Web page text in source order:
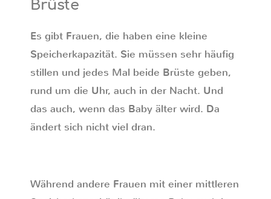
Brüste
Es gibt Frauen, die haben eine kleine
Speicherkapazität. Sie müssen sehr häufig
stillen und jedes Mal beide Brüste geben,
rund um die Uhr, auch in der Nacht. Und
das auch, wenn das Baby älter wird. Da
ändert sich nicht viel dran.
Während andere Frauen mit einer mittleren